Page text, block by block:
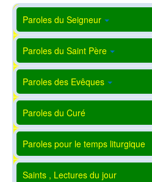
Paroles du Seigneur
Paroles du Saint Père
Paroles des Evêques
Paroles du Curé
Paroles pour le temps liturgique
Saints , Lectures du jour